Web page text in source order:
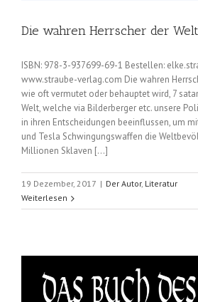
Die wahren Herrscher der Welt
ISBN: 978-3-937699-69-1 Bestellen:
www.straube-verlag.com Die wahren
wie oft vermutet oder behauptet wird, 7
Welt, welche via Bilderberger etc. unsere
in ihren Entscheidungen beeinflussen, um
und Tesla Schwingungswaffen die
Millionen Sklaven [...]
19 Dezember, 2017 | Der Autor, Literatur
Weiterlesen